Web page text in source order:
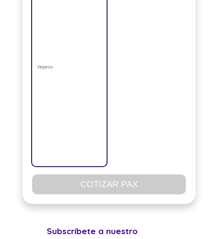
Viajeros
COTIZAR PAX
Subscríbete a nuestro